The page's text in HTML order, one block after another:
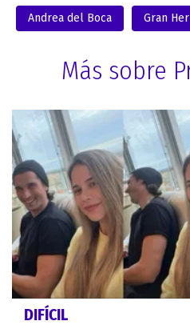
Andrea del Boca Gran
Más sobre
DIFÍCIL